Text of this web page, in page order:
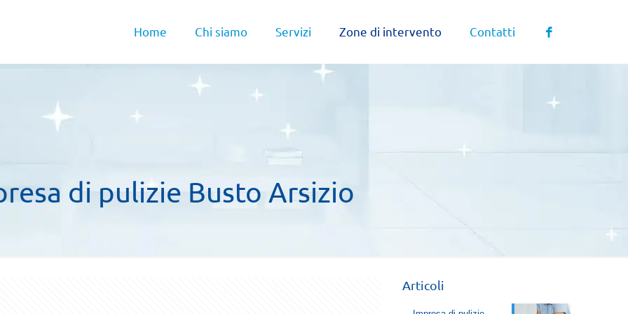
Home Chi siamo Servizi Zone di intervento Contatti
di pulizie Busto Arsizio
Articoli